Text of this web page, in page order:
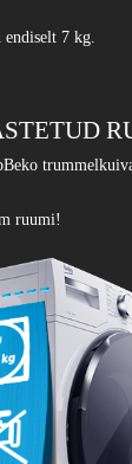
endiselt 7 kg.
ruumi!